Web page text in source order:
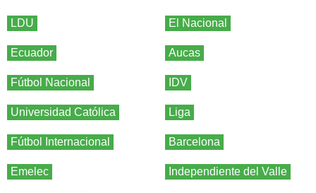
LDU El Nacional
Ecuador Aucas
Fútbol Nacional IDV
Universidad Católica Liga
Fútbol Internacional Barcelona
Emelec Independiente del Valle